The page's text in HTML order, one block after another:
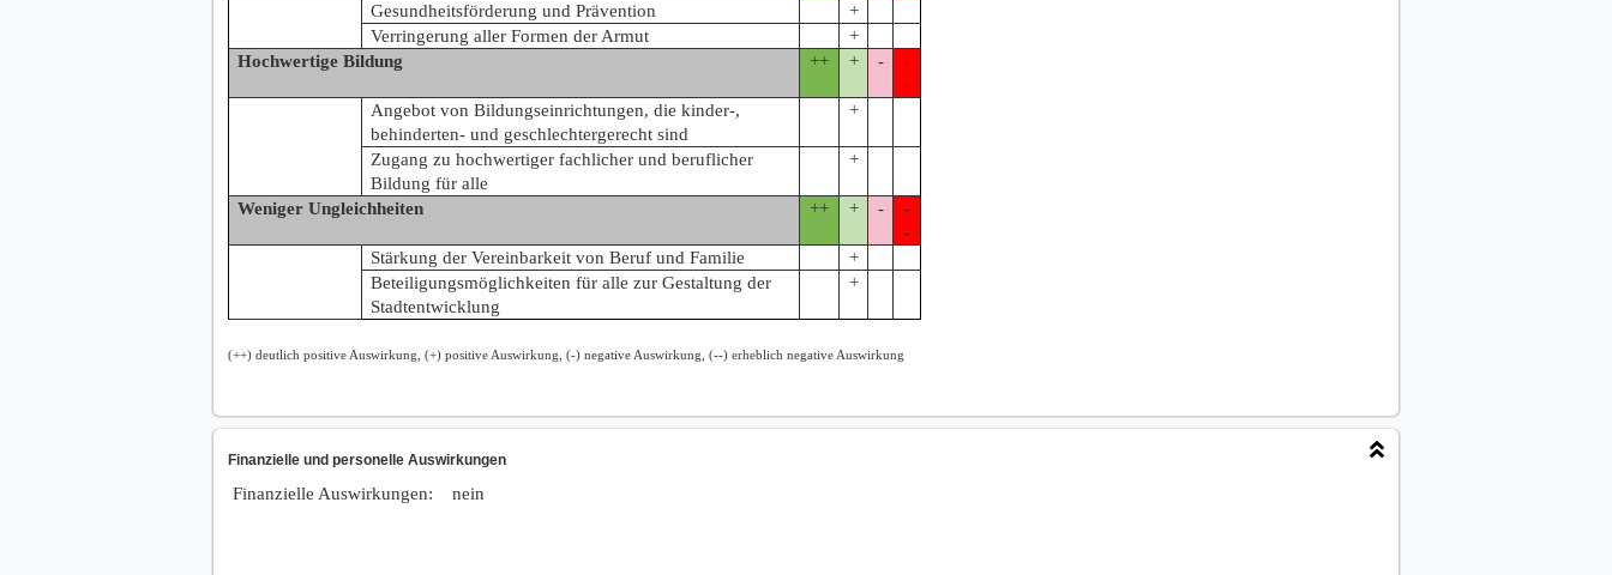
Gesundheitsförderung und Prävention
+
Verringerung aller Formen der Armut
+
Hochwertige Bildung
++ + -
-
-
Angebot von Bildungseinrichtungen, die kinder-,
behinderten- und geschlechtergerecht sind
+
Zugang zu hochwertiger fachlicher und beruflicher
Bildung für alle
+
Weniger Ungleichheiten ++ + -
-
-
Stärkung der Vereinbarkeit von Beruf und Familie
+
Beteiligungsmöglichkeiten für alle zur Gestaltung der
Stadtentwicklung
+
(++) deutlich positive Auswirkung, (+) positive Auswirkung, (-) negative Auswirkung, (--) erheblich negative Auswirkung
Finanzielle und personelle Auswirkungen
Finanzielle Auswirkungen: nein